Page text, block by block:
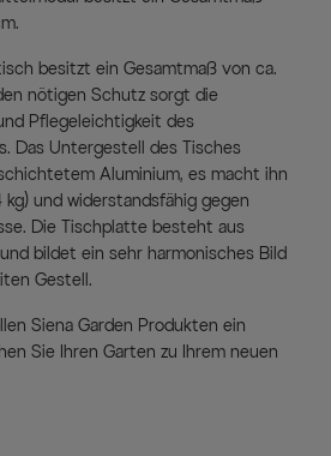
besitzt ein Gesamtmaß von ca.
nötigen Schutz sorgt die
Pflegeleichtigkeit des
Das Untergestell des Tisches
Aluminium, es macht ihn
und widerstandsfähig gegen
Die Tischplatte besteht aus
bildet ein sehr harmonisches Bild
Gestell.
Siena Garden Produkten ein
Sie Ihren Garten zu Ihrem neuen